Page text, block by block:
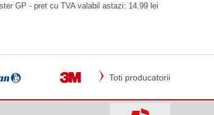
GP - pret cu TVA valabil astazi: 14.99 lei
Toti producatorii